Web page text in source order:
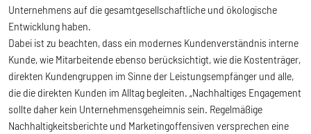
Unternehmens auf die gesamtgesellschaftliche und ökologische
Entwicklung haben.
Dabei ist zu beachten, dass ein modernes Kundenverständnis interne
Kunde, wie Mitarbeitende ebenso berücksichtigt, wie die Kostenträger,
direkten Kundengruppen im Sinne der Leistungsempfänger und alle,
die die direkten Kunden im Alltag begleiten. „Nachhaltiges Engagement
sollte daher kein Unternehmensgeheimnis sein. Regelmäßige
Nachhaltigkeitsberichte und Marketingoffensiven versprechen eine